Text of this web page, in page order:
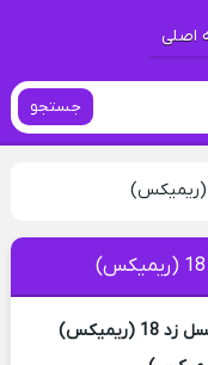
اصلی
جستجو
(ریمیکس)